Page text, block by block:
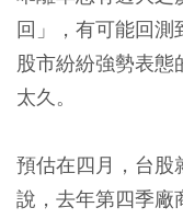
回」，有可能回測
股市紛紛強勢表態
太久。
預估在四月，台股
說，去年第四季廠